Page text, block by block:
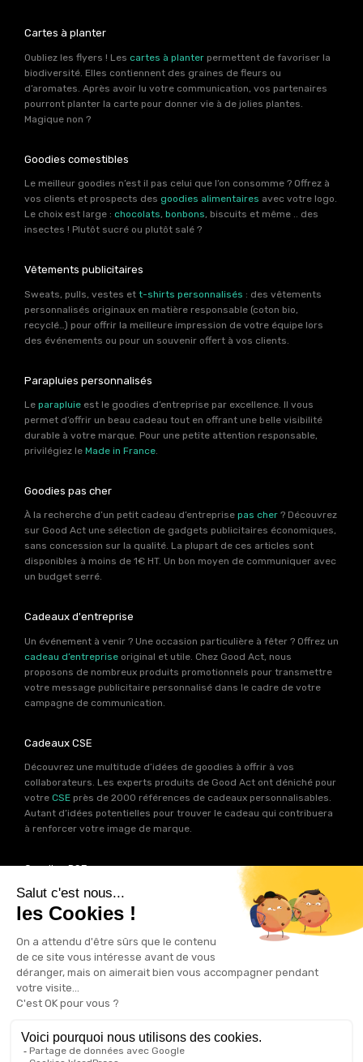
Cartes à planter
Oubliez les flyers ! Les cartes à planter permettent de favoriser la
biodiversité. Elles contiennent des graines de fleurs ou
d’aromates. Après avoir lu votre communication, vos partenaires
pourront planter la carte pour donner vie à de jolies plantes.
Magique non ?
Goodies comestibles
Le meilleur goodies n’est il pas celui que l’on consomme ? Offrez à
vos clients et prospects des goodies alimentaires avec votre logo.
Le choix est large : chocolats, bonbons, biscuits et même .. des
insectes ! Plutôt sucré ou plutôt salé ?
Vêtements publicitaires
Sweats, pulls, vestes et t-shirts personnalisés : des vêtements
personnalisés originaux en matière responsable (coton bio,
recyclé…) pour offrir la meilleure impression de votre équipe lors
des événements ou pour un souvenir offert à vos clients.
Parapluies personnalisés
Le parapluie est le goodies d’entreprise par excellence. Il vous
permet d’offrir un beau cadeau tout en offrant une belle visibilité
durable à votre marque. Pour une petite attention responsable,
privilégiez le Made in France.
Goodies pas cher
À la recherche d’un petit cadeau d’entreprise pas cher ? Découvrez
sur Good Act une sélection de gadgets publicitaires économiques,
sans concession sur la qualité. La plupart de ces articles sont
disponibles à moins de 1€ HT. Un bon moyen de communiquer avec
un budget serré.
Cadeaux d'entreprise
Un événement à venir ? Une occasion particulière à fêter ? Offrez un
cadeau d’entreprise original et utile. Chez Good Act, nous
proposons de nombreux produits promotionnels pour transmettre
votre message publicitaire personnalisé dans le cadre de votre
campagne de communication.
Cadeaux CSE
Découvrez une multitude d’idées de goodies à offrir à vos
collaborateurs. Les experts produits de Good Act ont déniché pour
votre CSE près de 2000 références de cadeaux personnalisables.
Autant d’idées potentielles pour trouver le cadeau qui contribuera
à renforcer votre image de marque.
Goodies RSE
Vous souhaitez communiquer en accord avec vos valeurs ? Ca
tombe bien ! Un grand nombre de produits présents sur Good Act
sont fabriqués en France et en Europe.
Notre sélection RSEvous
permet de trouver un goodies parfait pour votre campagne de
communication. Des produits fabriqués avec amour dans de
bonnes conditions et un impact limité sur la planête.